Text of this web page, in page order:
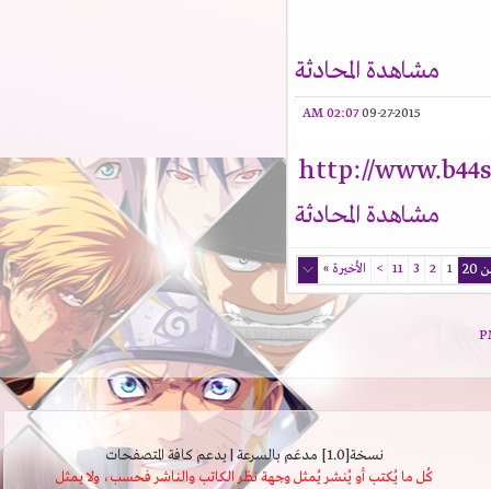
مشاهدة المحادثة
09-27-2015
02:07 AM
http://
مشاهدة المحادثة
2
11
> الأخيرة»
نسخة[1.0] مدعَم بالسرعة | يدعم كافة المتصفحات
كُل ما يُكتب أو يُنشر يُمثل وجهة نظر الكاتب والناشر فحسب، ولا يمثل